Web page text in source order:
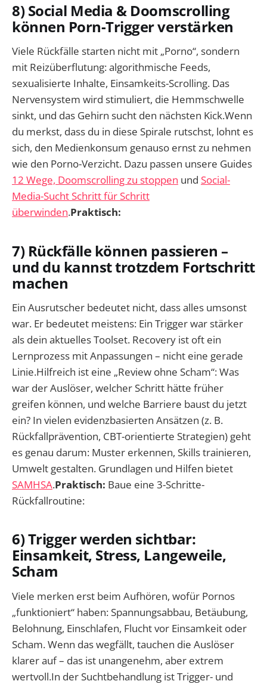
8) Social Media & Doomscrolling
können Porn-Trigger verstärken
Viele Rückfälle starten nicht mit „Porno“, sondern
mit Reizüberflutung: algorithmische Feeds,
sexualisierte Inhalte, Einsamkeits-Scrolling. Das
Nervensystem wird stimuliert, die Hemmschwelle
sinkt, und das Gehirn sucht den nächsten Kick.Wenn
du merkst, dass du in diese Spirale rutschst, lohnt es
sich, den Medienkonsum genauso ernst zu nehmen
wie den Porno-Verzicht. Dazu passen unsere Guides
12 Wege, Doomscrolling zu stoppen und Social-
Media-Sucht Schritt für Schritt
überwinden.Praktisch:
7) Rückfälle können passieren –
und du kannst trotzdem Fortschritt
machen
Ein Ausrutscher bedeutet nicht, dass alles umsonst
war. Er bedeutet meistens: Ein Trigger war stärker
als dein aktuelles Toolset. Recovery ist oft ein
Lernprozess mit Anpassungen – nicht eine gerade
Linie.Hilfreich ist eine „Review ohne Scham“: Was
war der Auslöser, welcher Schritt hätte früher
greifen können, und welche Barriere baust du jetzt
ein? In vielen evidenzbasierten Ansätzen (z. B.
Rückfallprävention, CBT-orientierte Strategien) geht
es genau darum: Muster erkennen, Skills trainieren,
Umwelt gestalten. Grundlagen und Hilfen bietet
SAMHSA.Praktisch: Baue eine 3-Schritte-
Rückfallroutine:
6) Trigger werden sichtbar:
Einsamkeit, Stress, Langeweile,
Scham
Viele merken erst beim Aufhören, wofür Pornos
„funktioniert“ haben: Spannungsabbau, Betäubung,
Belohnung, Einschlafen, Flucht vor Einsamkeit oder
Scham. Wenn das wegfällt, tauchen die Auslöser
klarer auf – das ist unangenehm, aber extrem
wertvoll.In der Suchtbehandlung ist Trigger- und